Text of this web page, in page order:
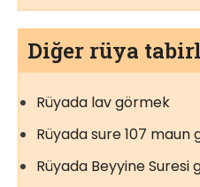
Diğer rüya
Rüyada lav görmek
Rüyada sure 107 maun
Rüyada Beyyine Suresi